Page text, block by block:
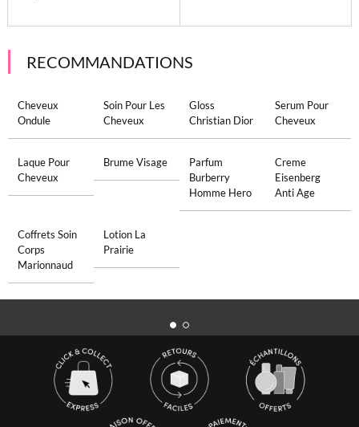
RECOMMANDATIONS
Cheveux
Ondule
Soin Pour Les
Cheveux
Gloss
Christian Dior
Serum Pour
Cheveux
Laque Pour
Cheveux
Brume Visage
Parfum
Burberry
Homme Hero
Creme
Eisenberg
Anti Age
Coffrets Soin
Corps
Marionnaud
Lotion La
Prairie